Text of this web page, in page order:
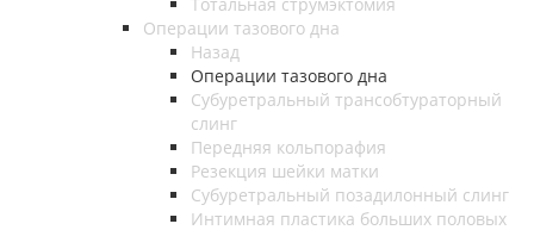
Операции тазового дна
Назад
Операции тазового дна
Субуретральный трансобтураторный
слинг
Передняя кольпорафия
Резекция шейки матки
Субуретральный позадилонный слинг
Интимная пластика больших половых